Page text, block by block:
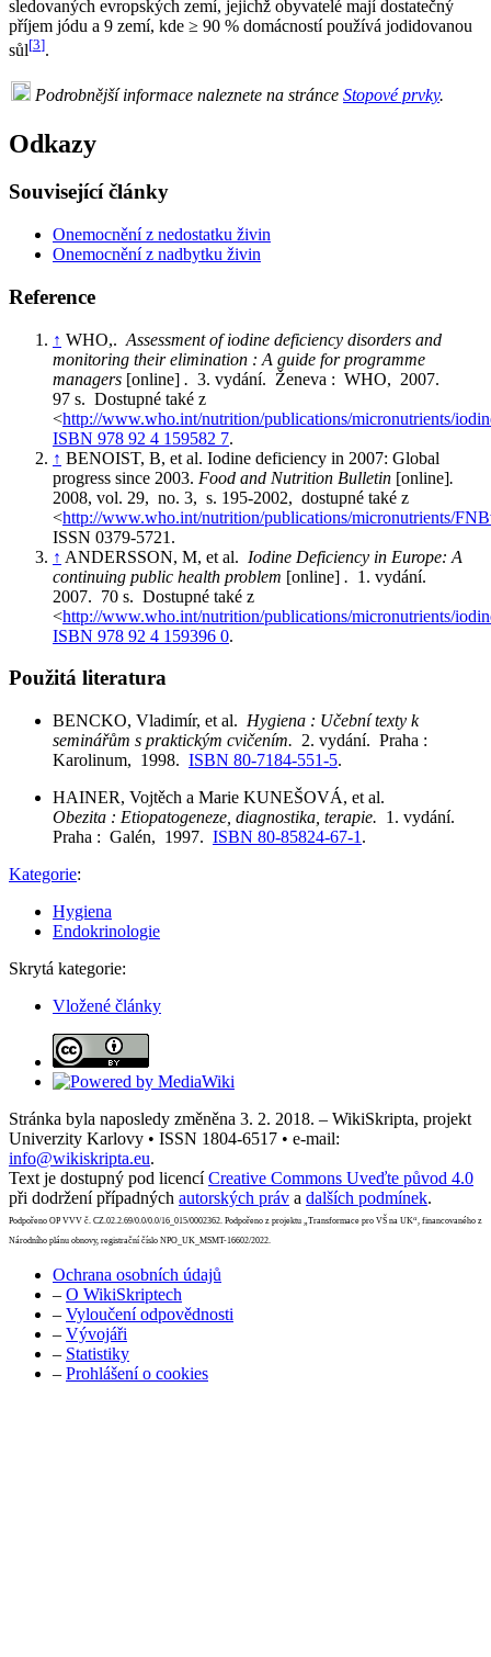
sledovaných evropských zemí, jejichž obyvatelé mají dostatečný
příjem jódu a 9 zemí, kde ≥ 90 % domácností používá jodidovanou
sůl[3].
Podrobnější informace naleznete na stránce Stopové prvky.
Odkazy
Související články
Onemocnění z nedostatku živin
Onemocnění z nadbytku živin
Reference
↑ WHO,. Assessment of iodine deficiency disorders and
monitoring their elimination : A guide for programme
managers [online] . 3. vydání. Ženeva : WHO, 2007.
97 s. Dostupné také z
<http://www.who.int/nutrition/publications/micronutrients/
ISBN 978 92 4 159582 7.
↑ BENOIST, B, et al. Iodine deficiency in 2007: Global
progress since 2003. Food and Nutrition Bulletin [online].
2008, vol. 29, no. 3, s. 195-2002, dostupné také z
<http://www.who.int/nutrition/publications/micronutrients/
ISSN 0379-5721.
↑ ANDERSSON, M, et al. Iodine Deficiency in Europe: A
continuing public health problem [online] . 1. vydání.
2007. 70 s. Dostupné také z
<http://www.who.int/nutrition/publications/micronutrients/
ISBN 978 92 4 159396 0.
Použitá literatura
BENCKO, Vladimír, et al. Hygiena : Učební texty k
seminářům s praktickým cvičením. 2. vydání. Praha :
Karolinum, 1998. ISBN 80-7184-551-5.
HAINER, Vojtěch a Marie KUNEŠOVÁ, et al.
Obezita : Etiopatogeneze, diagnostika, terapie. 1. vydání.
Praha : Galén, 1997. ISBN 80-85824-67-1 .
Kategorie:
Hygiena
Endokrinologie
Skrytá kategorie:
Vložené články
Stránka byla naposledy změněna 3. 2. 2018. – WikiSkripta, projekt
Univerzity Karlovy • ISSN 1804-6517 • e-mail:
info@wikiskripta.eu.
Text je dostupný pod licencíCreative Commons Uveďte původ 4.0
při dodržení případných autorských práv a dalších podmínek.
Podpořeno OP VVV č. CZ.02.2.69/0.0/0.0/16_015/0002362. Podpořeno z projektu „Transformace pro VŠ na UK“, financovaného z
Národního plánu obnovy, registrační číslo NPO_UK_MSMT-16602/2022.
Ochrana osobních údajů
– O WikiSkriptech
– Vyloučení odpovědnosti
– Vývojáři
– Statistiky
– Prohlášení o cookies